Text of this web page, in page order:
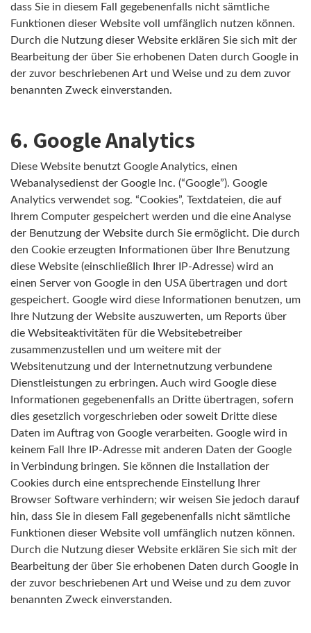
dass Sie in diesem Fall gegebenenfalls nicht sämtliche
Funktionen dieser Website voll umfänglich nutzen können.
Durch die Nutzung dieser Website erklären Sie sich mit der
Bearbeitung der über Sie erhobenen Daten durch Google in
der zuvor beschriebenen Art und Weise und zu dem zuvor
benannten Zweck einverstanden.
6. Google Analytics
Diese Website benutzt Google Analytics, einen
Webanalysedienst der Google Inc. (“Google”). Google
Analytics verwendet sog. “Cookies”, Textdateien, die auf
Ihrem Computer gespeichert werden und die eine Analyse
der Benutzung der Website durch Sie ermöglicht. Die durch
den Cookie erzeugten Informationen über Ihre Benutzung
diese Website (einschließlich Ihrer IP-Adresse) wird an
einen Server von Google in den USA übertragen und dort
gespeichert. Google wird diese Informationen benutzen, um
Ihre Nutzung der Website auszuwerten, um Reports über
die Websiteaktivitäten für die Websitebetreiber
zusammenzustellen und um weitere mit der
Websitenutzung und der Internetnutzung verbundene
Dienstleistungen zu erbringen. Auch wird Google diese
Informationen gegebenenfalls an Dritte übertragen, sofern
dies gesetzlich vorgeschrieben oder soweit Dritte diese
Daten im Auftrag von Google verarbeiten. Google wird in
keinem Fall Ihre IP-Adresse mit anderen Daten der Google
in Verbindung bringen. Sie können die Installation der
Cookies durch eine entsprechende Einstellung Ihrer
Browser Software verhindern; wir weisen Sie jedoch darauf
hin, dass Sie in diesem Fall gegebenenfalls nicht sämtliche
Funktionen dieser Website voll umfänglich nutzen können.
Durch die Nutzung dieser Website erklären Sie sich mit der
Bearbeitung der über Sie erhobenen Daten durch Google in
der zuvor beschriebenen Art und Weise und zu dem zuvor
benannten Zweck einverstanden.